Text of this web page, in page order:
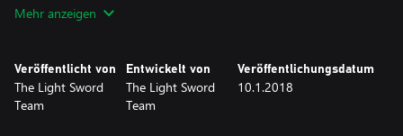
Verwenden Sie die Umgebung und die entscheidend Mechanik,
Spectrum Welt zu eintauchen?
Mehr anzeigen
Veröffentlicht von
The Light Sword
Team
Entwickelt von
The Light Sword
Team
Veröffentlichungsdatum
10.1.2018